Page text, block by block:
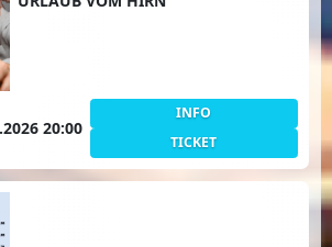
20:00
INFO
TICKET